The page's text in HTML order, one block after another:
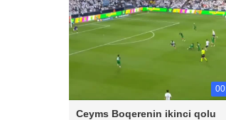
Ceyms Boqerenin ikinci qolu